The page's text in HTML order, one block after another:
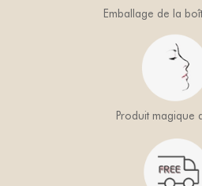
Emballage de la
Produit magique